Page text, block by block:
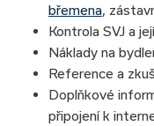
břemena,
Kontrola SVJ a
Náklady na
Reference a
Doplňkové
připojení k